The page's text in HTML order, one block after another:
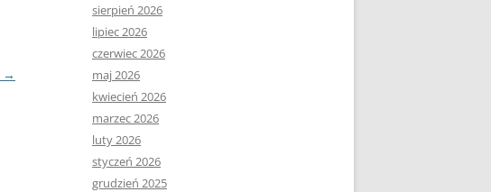
→
sierpień 2026
lipiec 2026
czerwiec 2026
maj 2026
kwiecień 2026
marzec 2026
luty 2026
styczeń 2026
grudzień 2025